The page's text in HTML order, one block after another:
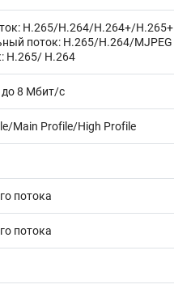
H.265/H.264/H.264+/H.265+
поток: H.265/H.264/MJPEG
H.265/ H.264
8 Мбит/с
Main Profile/High Profile
потока
потока